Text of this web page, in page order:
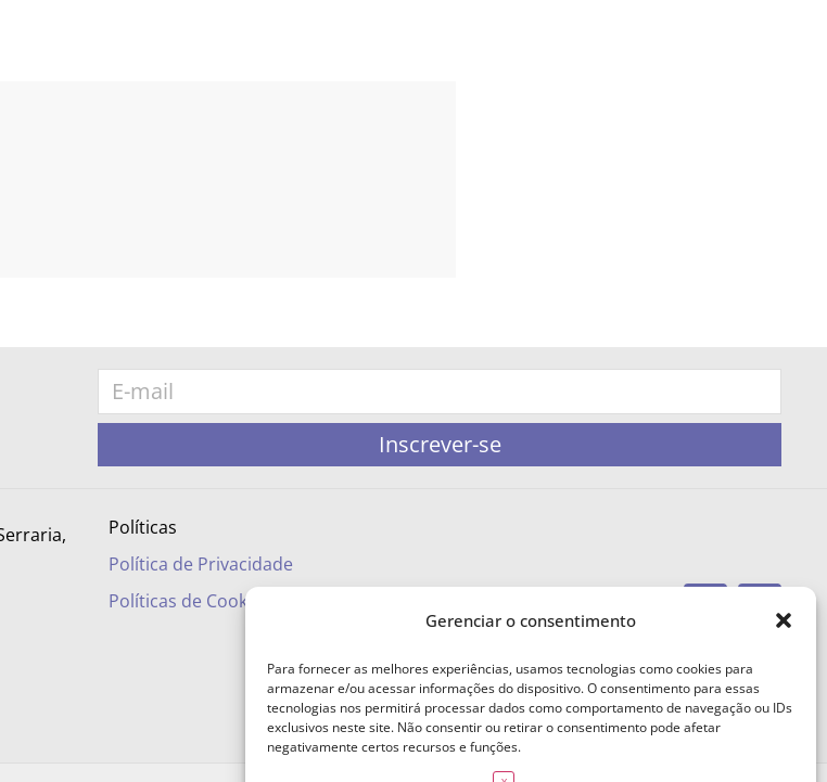
Gerenciar o consentimento
Para fornecer as melhores experiências, usamos tecnologias como cookies para
armazenar e/ou acessar informações do dispositivo. O consentimento para essas
tecnologias nos permitirá processar dados como comportamento de navegação ou IDs
exclusivos neste site. Não consentir ou retirar o consentimento pode afetar
negativamente certos recursos e funções.
Inscrever-se
Políticas
Política de Privacidade
Políticas de Cookies